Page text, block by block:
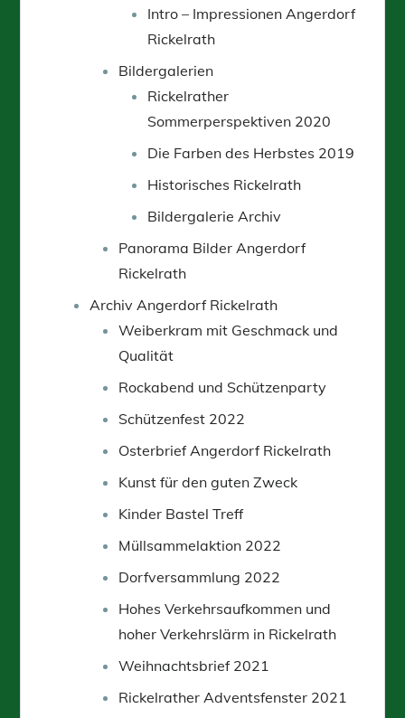
Intro – Impressionen Angerdorf
Rickelrath
Bildergalerien
Rickelrather
Sommerperspektiven 2020
Die Farben des Herbstes 2019
Historisches Rickelrath
Bildergalerie Archiv
Panorama Bilder Angerdorf
Rickelrath
Archiv Angerdorf Rickelrath
Weiberkram mit Geschmack und
Qualität
Rockabend und Schützenparty
Schützenfest 2022
Osterbrief Angerdorf Rickelrath
Kunst für den guten Zweck
Kinder Bastel Treff
Müllsammelaktion 2022
Dorfversammlung 2022
Hohes Verkehrsaufkommen und
hoher Verkehrslärm in Rickelrath
Weihnachtsbrief 2021
Rickelrather Adventsfenster 2021